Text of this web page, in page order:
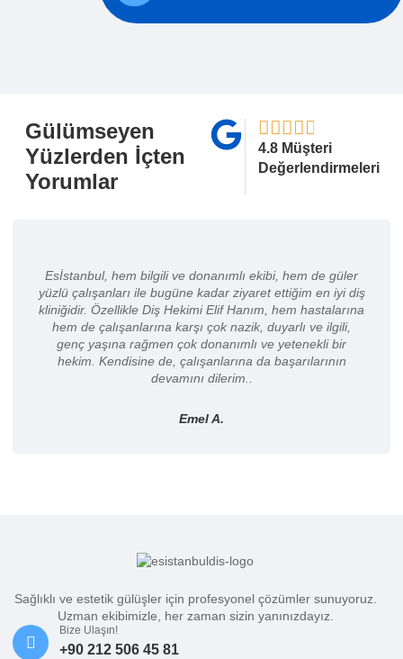
Gülümseyen
Yüzlerden İçten
Yorumlar
4.8 Müşteri
Değerlendirmeleri
Esİstanbul, hem bilgili ve donanımlı ekibi, hem de güler
yüzlü çalışanları ile bugüne kadar ziyaret ettiğim en iyi diş
kliniğidir. Özellikle Diş Hekimi Elif Hanım, hem hastalarına
hem de çalışanlarına karşı çok nazik, duyarlı ve ilgili,
genç yaşına rağmen çok donanımlı ve yetenekli bir
hekim. Kendisine de, çalışanlarına da başarılarının
devamını dilerim..
Emel A.
Sağlıklı ve estetik gülüşler için profesyonel çözümler sunuyoruz.
Uzman ekibimizle, her zaman sizin yanınızdayız.
Bize Ulaşın!
+90 212 506 45 81